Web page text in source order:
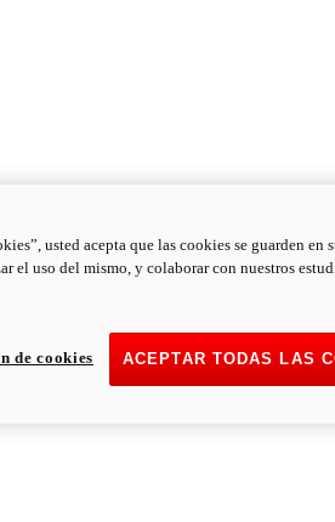
usted acepta que las cookies se guarden en
el uso del mismo, y colaborar con nuestros
ACEPTAR TODAS LAS
de cookies